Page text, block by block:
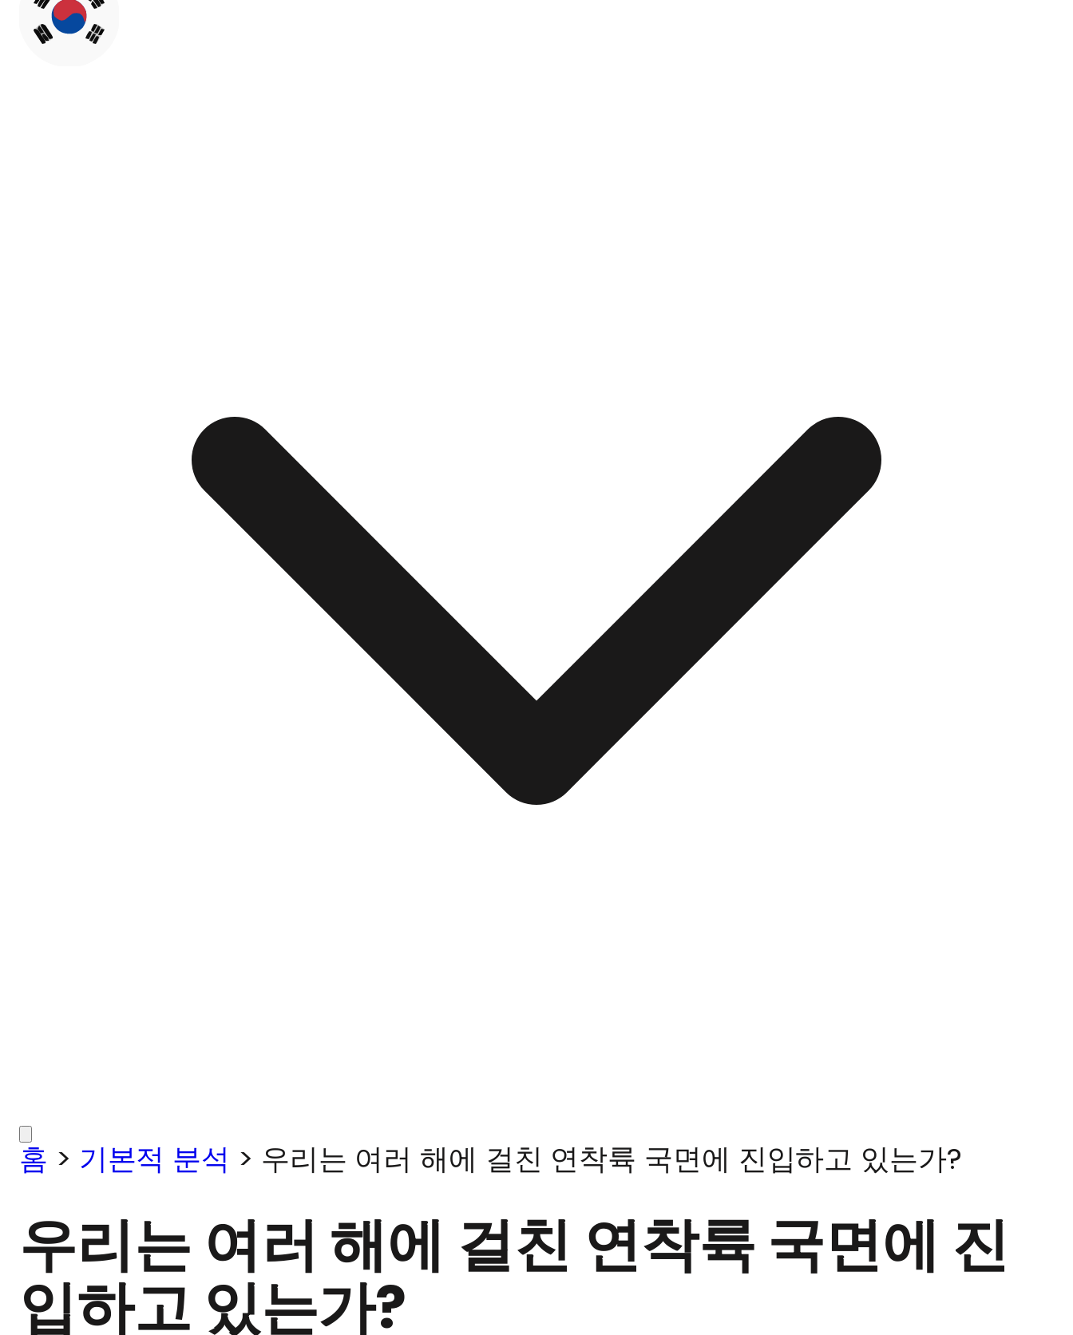
홈 > 기본적 분석 > 우리는 여러 해에 걸친 연착륙 국면에 진입하고 있는가?
우리는 여러 해에 걸친 연착륙 국면에 진
입하고 있는가?